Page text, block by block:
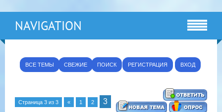
NAVIGATION
ВСЕ ТЕМЫ СВЕЖИЕ ПОИСК РЕГИСТРАЦИЯ ВХОД
Страница 3 из 3 « 1 2 3